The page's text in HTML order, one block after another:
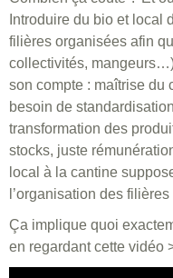
Introduire du bio et local
filières organisées afin
collectivités,
son compte : maîtrise du
besoin de
transformation des
stocks, juste
local à la cantine
l’organisation des
Ça implique quoi
en regardant cette vidéo